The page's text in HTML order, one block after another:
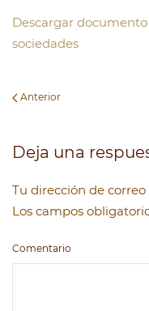
Descargar
sociedades
Anterior
Deja una
Tu dirección de
Los campos
Comentario